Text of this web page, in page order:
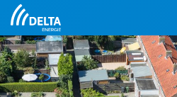
Search